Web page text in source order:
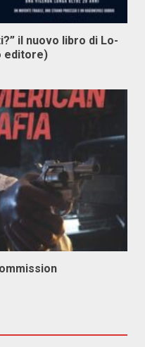
il nuo­vo li­bro di Lo­
edi­to­re)